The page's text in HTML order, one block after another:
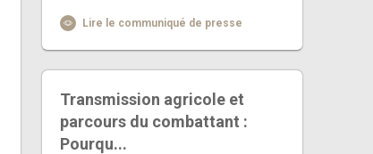
Lire le communiqué de presse
Transmission agricole et
parcours du combattant :
Pourqu...